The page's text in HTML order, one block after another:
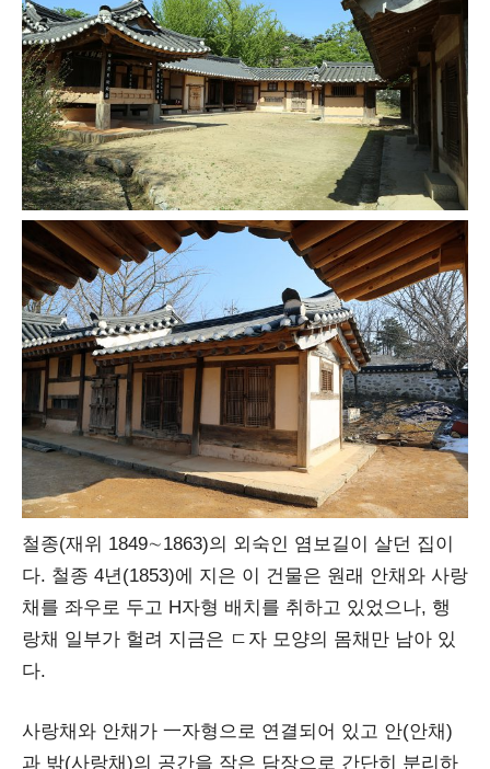
철종(재위 1849∼1863)의 외숙인 염보길이 살던 집이
다. 철종 4년(1853)에 지은 이 건물은 원래 안채와 사랑
채를 좌우로 두고 H자형 배치를 취하고 있었으나, 행
랑채 일부가 헐려 지금은 ㄷ자 모양의 몸채만 남아 있
다.
사랑채와 안채가 一자형으로 연결되어 있고 안(안채)
과 밖(사랑채)의 공간을 작은 담장으로 간단히 분리하